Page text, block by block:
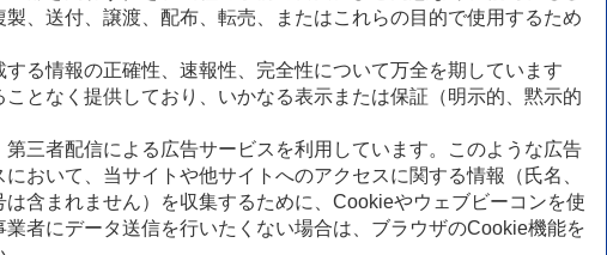
、送付、譲渡、配布、転売、またはこれらの目的で使用するため
る情報の正確性、速報性、完全性について万全を期しています
となく提供しており、いかなる表示または保証（明示的、黙示的
三者配信による広告サービスを利用しています。このような広告
おいて、当サイトや他サイトへのアクセスに関する情報（氏名、
含まれません）を収集するために、Cookieやウェブビーコンを使
者にデータ送信を行いたくない場合は、ブラウザのCookie機能を